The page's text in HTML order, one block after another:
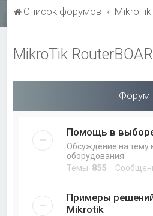
Список форумов MikroTik
MikroTik
Форум
Помощь в
Обсуждение на тему
оборудования
Темы: 855
Примеры
Mikrotik